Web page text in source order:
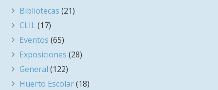
Bibliotecas (21)
CLIL (17)
Eventos (65)
Exposiciones (28)
General (122)
Huerto Escolar(18)